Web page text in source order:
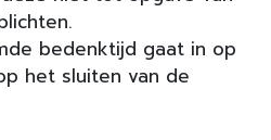
bedenktijd gaat in op
het sluiten van de